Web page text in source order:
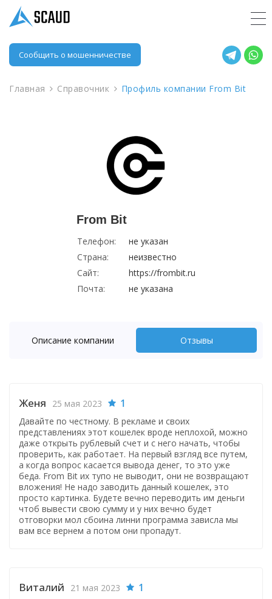
Сообщить о мошенничестве
Главная Справочник Профиль компании From Bit
From Bit
Телефон:
не указан
Страна:
неизвестно
Сайт:
https://frombit.ru
Почта:
не указана
Описание компании Отзывы
Женя 25 мая 2023 1
Давайте по честному. В рекламе и своих
представлениях этот кошелек вроде неплохой, можно
даже открыть рублевый счет и с него начать, чтобы
проверить, как работает. На первый взгляд все путем,
а когда вопрос касается вывода денег, то это уже
беда. From Bit их тупо не выводит, они не возвращают
вложения! Не надо заводить данный кошелек, это
просто картинка. Будете вечно переводить им деньги
чтоб вывести свою сумму и у них вечно будет
отговорки мол сбоина линни программа зависла мы
вам все вернем а потом они пропадут.
Виталий 21 мая 2023 1